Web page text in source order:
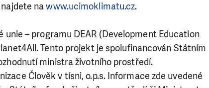
nawww.ucimoklimatu.cz.
– programu DEAR (Development Education
Tento projekt je spolufinancován Státním
ministra životního prostředí.
Člověk v tísni, o.p.s. Informace zde uvedené